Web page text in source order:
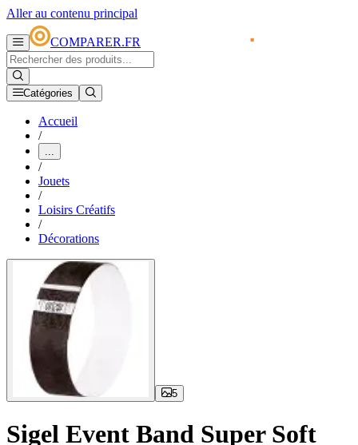
Aller au contenu principal
COMPARER.FR
Catégories
Accueil
/
...
/
Jouets
/
Loisirs Créatifs
/
Décorations
5
Sigel Event Band Super Soft